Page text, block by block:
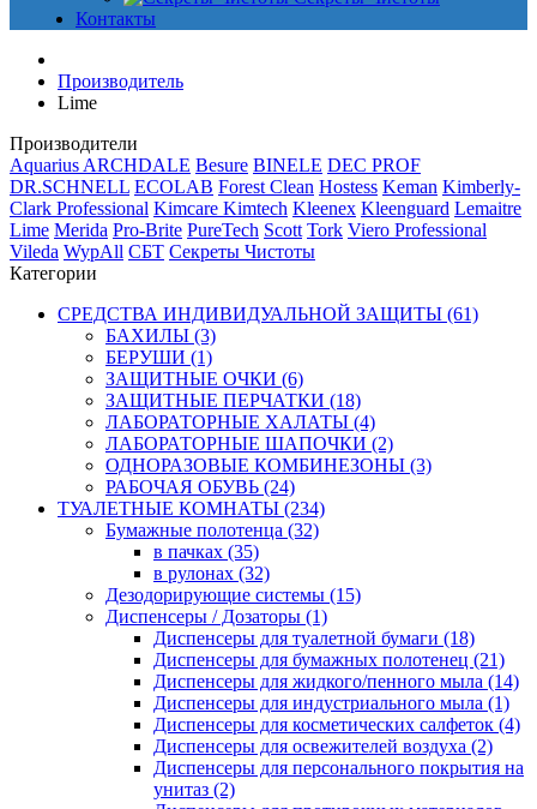
Контакты
Производитель
Lime
Производители
Aquarius ARCHDALE Besure BINELE DEC PROF
DR.SCHNELL ECOLAB Forest Clean Hostess Keman Kimberly-
Clark Professional Kimcare Kimtech Kleenex Kleenguard Lemaitre
Lime Merida Pro-Brite PureTech Scott Tork Viero Professional
Vileda WypAll СБТ Секреты Чистоты
Категории
СРЕДСТВА ИНДИВИДУАЛЬНОЙ ЗАЩИТЫ (61)
БАХИЛЫ (3)
БЕРУШИ (1)
ЗАЩИТНЫЕ ОЧКИ (6)
ЗАЩИТНЫЕ ПЕРЧАТКИ (18)
ЛАБОРАТОРНЫЕ ХАЛАТЫ (4)
ЛАБОРАТОРНЫЕ ШАПОЧКИ (2)
ОДНОРАЗОВЫЕ КОМБИНЕЗОНЫ (3)
РАБОЧАЯ ОБУВЬ (24)
ТУАЛЕТНЫЕ КОМНАТЫ (234)
Бумажные полотенца (32)
в пачках (35)
в рулонах (32)
Дезодорирующие системы (15)
Диспенсеры / Дозаторы (1)
Диспенсеры для туалетной бумаги (18)
Диспенсеры для бумажных полотенец (21)
Диспенсеры для жидкого/пенного мыла (14)
Диспенсеры для индустриального мыла (1)
Диспенсеры для косметических салфеток (4)
Диспенсеры для освежителей воздуха (2)
Диспенсеры для персонального покрытия на
унитаз (2)